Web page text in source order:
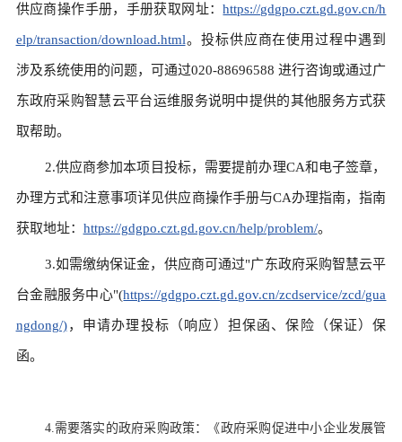
供应商操作手册，手册获取网址：https://gdgpo.czt.gd.gov.cn/h
elp/transaction/download.html。投标供应商在使用过程中遇到
涉及系统使用的问题，可通过020-88696588 进行咨询或通过广
东政府采购智慧云平台运维服务说明中提供的其他服务方式获
取帮助。
2.供应商参加本项目投标，需要提前办理CA和电子签章，
办理方式和注意事项详见供应商操作手册与CA办理指南，指南
获取地址： https://gdgpo.czt.gd.gov.cn/help/problem/。
3.如需缴纳保证金，供应商可通过"广东政府采购智慧云平
台金融服务中心"(https://gdgpo.czt.gd.gov.cn/zcdservice/zcd/gua
ngdong/)，申请办理投标（响应）担保函、保险（保证）保
函。
4. 需要落实的政府采购政策：《政府采购促进中小企业发展管